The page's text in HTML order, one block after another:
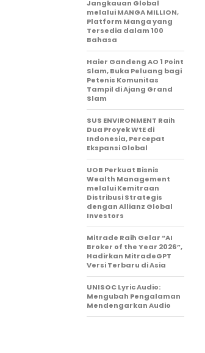
Jangkauan Global
melalui MANGA MILLION,
Platform Manga yang
Tersedia dalam 100
Bahasa
Haier Gandeng AO 1 Point
Slam, Buka Peluang bagi
Petenis Komunitas
Tampil di Ajang Grand
Slam
SUS ENVIRONMENT Raih
Dua Proyek WtE di
Indonesia, Percepat
Ekspansi Global
UOB Perkuat Bisnis
Wealth Management
melalui Kemitraan
Distribusi Strategis
dengan Allianz Global
Investors
Mitrade Raih Gelar “AI
Broker of the Year 2026”,
Hadirkan MitradeGPT
Versi Terbaru di Asia
UNISOC Lyric Audio:
Mengubah Pengalaman
Mendengarkan Audio